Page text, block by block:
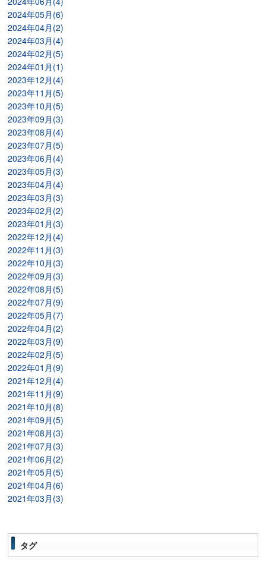
2024年05月(6)
2024年04月(2)
2024年03月(4)
2024年02月(5)
2024年01月(1)
2023年12月(4)
2023年11月(5)
2023年10月(5)
2023年09月(3)
2023年08月(4)
2023年07月(5)
2023年06月(4)
2023年05月(3)
2023年04月(4)
2023年03月(3)
2023年02月(2)
2023年01月(3)
2022年12月(4)
2022年11月(3)
2022年10月(3)
2022年09月(3)
2022年08月(5)
2022年07月(9)
2022年05月(7)
2022年04月(2)
2022年03月(9)
2022年02月(5)
2022年01月(9)
2021年12月(4)
2021年11月(9)
2021年10月(8)
2021年09月(5)
2021年08月(3)
2021年07月(3)
2021年06月(2)
2021年05月(5)
2021年04月(6)
2021年03月(3)
タグ